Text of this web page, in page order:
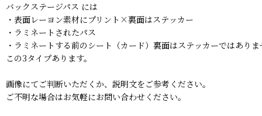
バックステージパス には
・表面レーヨン素材にプリント×裏面はステッカー
・ラミネートされたパス
・ラミネートする前のシート（カード）裏面はステッカーではあり
この3タイプあります。
画像にてご判断いただくか、説明文をご参考ください。
ご不明な場合はお気軽にお問い合わせください。